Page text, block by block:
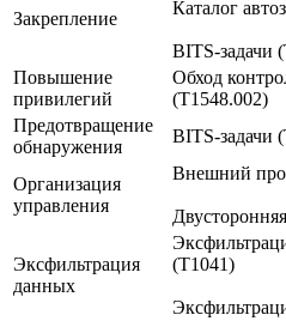
Закрепление
Каталог
BITS-задачи
Повышение
привилегий
Обход
(T1548.002)
Предотвращение
обнаружения
BITS-задачи
Организация
управления
Внешний
Эксфильтрация
данных
(T1041)